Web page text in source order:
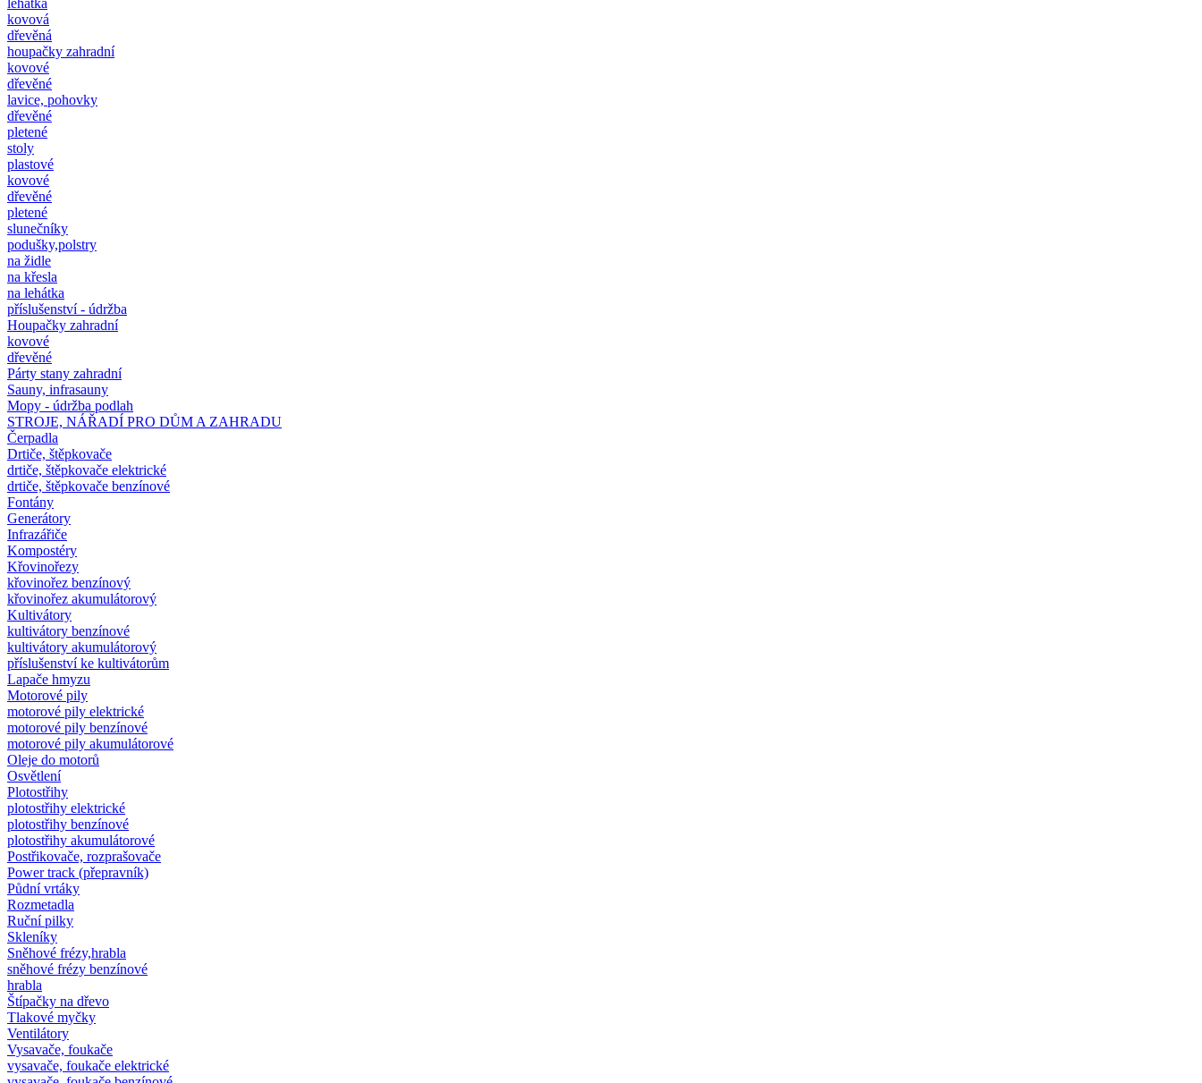
lehátka
kovová
dřevěná
houpačky zahradní
kovové
dřevěné
lavice, pohovky
dřevěné
pletené
stoly
plastové
kovové
dřevěné
pletené
slunečníky
podušky,polstry
na židle
na křesla
na lehátka
příslušenství - údržba
Houpačky zahradní
kovové
dřevěné
Párty stany zahradní
Sauny, infrasauny
Mopy - údržba podlah
STROJE, NÁŘADÍ PRO DŮM A ZAHRADU
Čerpadla
Drtiče, štěpkovače
drtiče, štěpkovače elektrické
drtiče, štěpkovače benzínové
Fontány
Generátory
Infrazářiče
Kompostéry
Křovinořezy
křovinořez benzínový
křovinořez akumulátorový
Kultivátory
kultivátory benzínové
kultivátory akumulátorový
příslušenství ke kultivátorům
Lapače hmyzu
Motorové pily
motorové pily elektrické
motorové pily benzínové
motorové pily akumulátorové
Oleje do motorů
Osvětlení
Plotostřihy
plotostřihy elektrické
plotostřihy benzínové
plotostřihy akumulátorové
Postřikovače, rozprašovače
Power track (přepravník)
Půdní vrtáky
Rozmetadla
Ruční pilky
Skleníky
Sněhové frézy,hrabla
sněhové frézy benzínové
hrabla
Štípačky na dřevo
Tlakové myčky
Ventilátory
Vysavače, foukače
vysavače, foukače elektrické